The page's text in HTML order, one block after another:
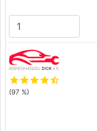
starstarstarstarstar_half
(97 %)